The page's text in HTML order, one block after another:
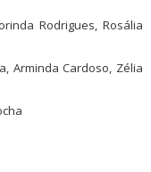
Rodrigues, Rosália
Arminda Cardoso, Zélia